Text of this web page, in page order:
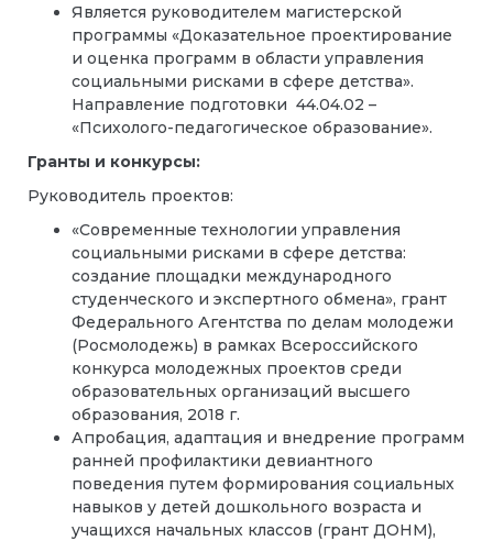
Является руководителем магистерской
программы «Доказательное проектирование
и оценка программ в области управления
социальными рисками в сфере детства».
Направление подготовки 44.04.02 –
«Психолого-педагогическое образование».
Гранты и конкурсы:
Руководитель проектов:
«Современные технологии управления
социальными рисками в сфере детства:
создание площадки международного
студенческого и экспертного обмена», грант
Федерального Агентства по делам молодежи
(Росмолодежь) в рамках Всероссийского
конкурса молодежных проектов среди
образовательных организаций высшего
образования, 2018 г.
Апробация, адаптация и внедрение программ
ранней профилактики девиантного
поведения путем формирования социальных
навыков у детей дошкольного возраста и
учащихся начальных классов (грант ДОНМ),